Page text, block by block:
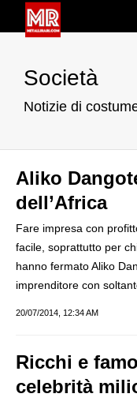
Società
Notizie di
Aliko
dell’Africa
Fare impresa con
facile, soprattutto per
hanno fermato Aliko
imprenditore con
20/07/2014, 12:34 AM
Ricchi e
celebrità